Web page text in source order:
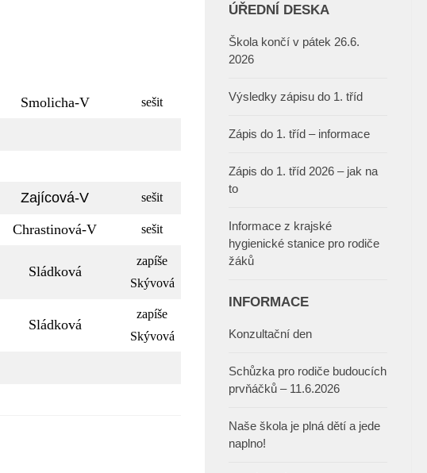
Smolicha-V sešit
Zajícová-V sešit
Chrastinová-V sešit
Sládková
zapíše
Skývová
Sládková
zapíše
Skývová
ÚŘEDNÍ DESKA
Škola končí v pátek 26.6.
2026
Výsledky zápisu do 1. tříd
Zápis do 1. tříd – informace
Zápis do 1. tříd 2026 – jak na
to
Informace z krajské
hygienické stanice pro rodiče
žáků
INFORMACE
Konzultační den
Schůzka pro rodiče budoucích
prvňáčků – 11.6.2026
Naše škola je plná dětí a jede
naplno!